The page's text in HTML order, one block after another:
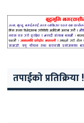
तपाईको प्रतिक्रिया !